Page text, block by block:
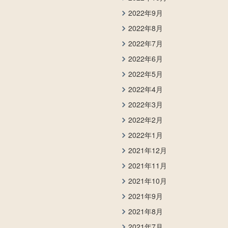
2022年9月
2022年8月
2022年7月
2022年6月
2022年5月
2022年4月
2022年3月
2022年2月
2022年1月
2021年12月
2021年11月
2021年10月
2021年9月
2021年8月